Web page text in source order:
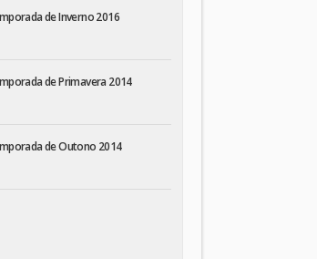
de Inverno 2016
de Primavera 2014
de Outono 2014